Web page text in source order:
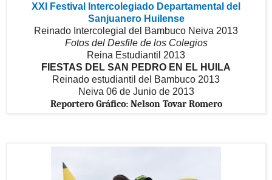
XXI Festival Intercolegiado Departamental del
Sanjuanero Huilense
Reinado Intercolegial del Bambuco Neiva 2013
Fotos del Desfile de los Colegios
Reina Estudiantil 2013
FIESTAS DEL SAN PEDRO EN EL HUILA
Reinado estudiantil del Bambuco 2013
Neiva 06 de Junio de 2013
Reportero Gráfico: Nelson Tovar Romero